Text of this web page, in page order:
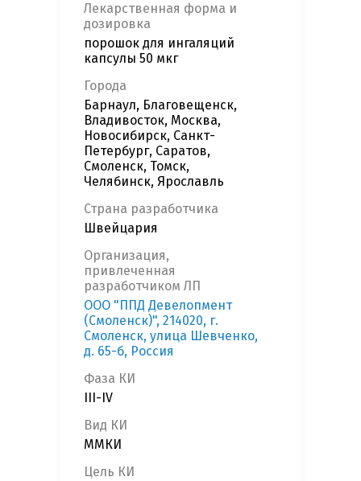
Лекарственная форма и
дозировка
порошок для ингаляций
капсулы 50 мкг
Города
Барнаул, Благовещенск,
Владивосток, Москва,
Новосибирск, Санкт-
Петербург, Саратов,
Смоленск, Томск,
Челябинск, Ярославль
Страна разработчика
Швейцария
Организация,
привлеченная
разработчиком ЛП
ООО "ППД Девелопмент
(Смоленск)", 214020, г.
Смоленск, улица Шевченко,
д. 65-б, Россия
Фаза КИ
III-IV
Вид КИ
ММКИ
Цель КИ